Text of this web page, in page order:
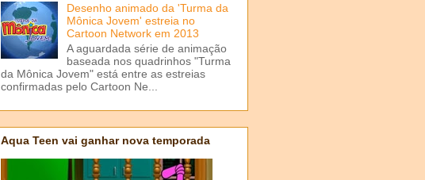
Desenho animado da 'Turma da
Mônica Jovem' estreia no
Cartoon Network em 2013
A aguardada série de animação
baseada nos quadrinhos "Turma
da Mônica Jovem" está entre as estreias
confirmadas pelo Cartoon Ne...
Aqua Teen vai ganhar nova temporada